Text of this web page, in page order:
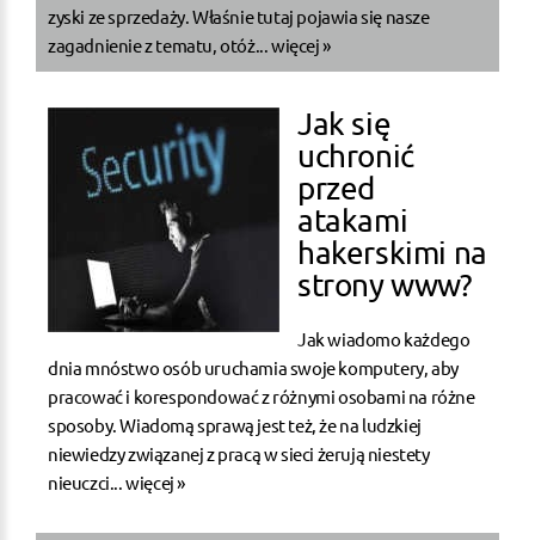
zyski ze sprzedaży. Właśnie tutaj pojawia się nasze
zagadnienie z tematu, otóż...więcej »
Jak się
uchronić
przed
atakami
hakerskimi na
strony www?
Jak wiadomo każdego
dnia mnóstwo osób uruchamia swoje komputery, aby
pracować i korespondować z różnymi osobami na różne
sposoby. Wiadomą sprawą jest też, że na ludzkiej
niewiedzy związanej z pracą w sieci żerują niestety
nieuczci...więcej »